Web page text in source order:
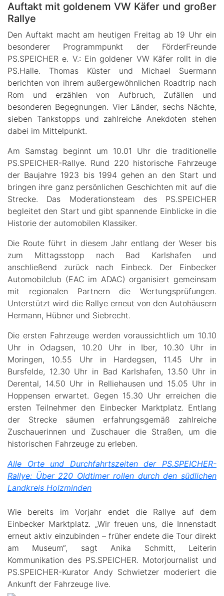
Auftakt mit goldenem VW Käfer und großer
Rallye
Den Auftakt macht am heutigen Freitag ab 19 Uhr ein
besonderer Programmpunkt der FörderFreunde
PS.SPEICHER e. V.: Ein goldener VW Käfer rollt in die
PS.Halle. Thomas Küster und Michael Suermann
berichten von ihrem außergewöhnlichen Roadtrip nach
Rom und erzählen von Aufbruch, Zufällen und
besonderen Begegnungen. Vier Länder, sechs Nächte,
sieben Tankstopps und zahlreiche Anekdoten stehen
dabei im Mittelpunkt.
Am Samstag beginnt um 10.01 Uhr die traditionelle
PS.SPEICHER-Rallye. Rund 220 historische Fahrzeuge
der Baujahre 1923 bis 1994 gehen an den Start und
bringen ihre ganz persönlichen Geschichten mit auf die
Strecke. Das Moderationsteam des PS.SPEICHER
begleitet den Start und gibt spannende Einblicke in die
Historie der automobilen Klassiker.
Die Route führt in diesem Jahr entlang der Weser bis
zum Mittagsstopp nach Bad Karlshafen und
anschließend zurück nach Einbeck. Der Einbecker
Automobilclub (EAC im ADAC) organisiert gemeinsam
mit regionalen Partnern die Wertungsprüfungen.
Unterstützt wird die Rallye erneut von den Autohäusern
Hermann, Hübner und Siebrecht.
Die ersten Fahrzeuge werden voraussichtlich um 10.10
Uhr in Odagsen, 10.20 Uhr in Iber, 10.30 Uhr in
Moringen, 10.55 Uhr in Hardegsen, 11.45 Uhr in
Bursfelde, 12.30 Uhr in Bad Karlshafen, 13.50 Uhr in
Derental, 14.50 Uhr in Relliehausen und 15.05 Uhr in
Hoppensen erwartet. Gegen 15.30 Uhr erreichen die
ersten Teilnehmer den Einbecker Marktplatz. Entlang
der Strecke säumen erfahrungsgemäß zahlreiche
Zuschauerinnen und Zuschauer die Straßen, um die
historischen Fahrzeuge zu erleben.
Alle Orte und Durchfahrtszeiten der PS.SPEICHER-
Rallye: Über 220 Oldtimer rollen durch den südlichen
Landkreis Holzminden
Wie bereits im Vorjahr endet die Rallye auf dem
Einbecker Marktplatz. „Wir freuen uns, die Innenstadt
erneut aktiv einzubinden – früher endete die Tour direkt
am Museum“, sagt Anika Schmitt, Leiterin
Kommunikation des PS.SPEICHER. Motorjournalist und
PS.SPEICHER-Kurator Andy Schwietzer moderiert die
Ankunft der Fahrzeuge live.